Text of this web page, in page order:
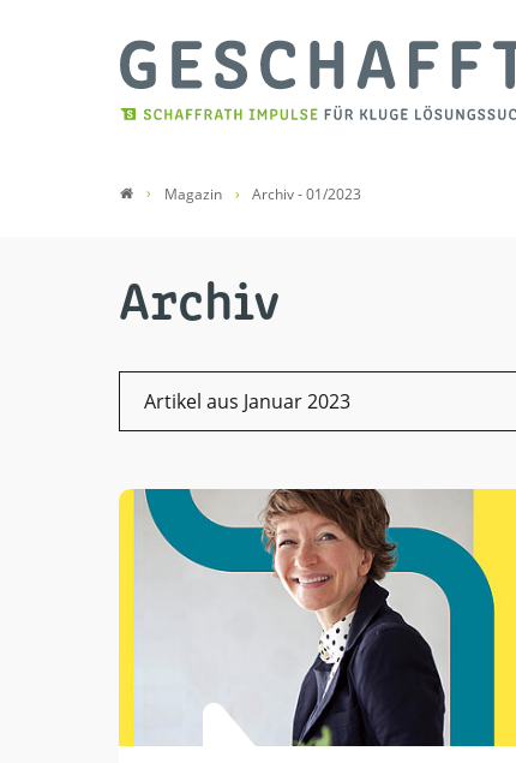
Magazin Archiv - 01/2023
Archiv
Artikel aus Januar 2023